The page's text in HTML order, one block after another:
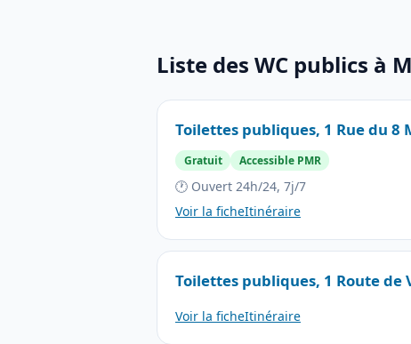
Liste des WC publics à
Toilettes publiques, 1 Rue du 8
Gratuit Accessible PMR
🕐 Ouvert 24h/24, 7j/7
Voir la ficheItinéraire
Toilettes publiques, 1 Route de
Voir la ficheItinéraire